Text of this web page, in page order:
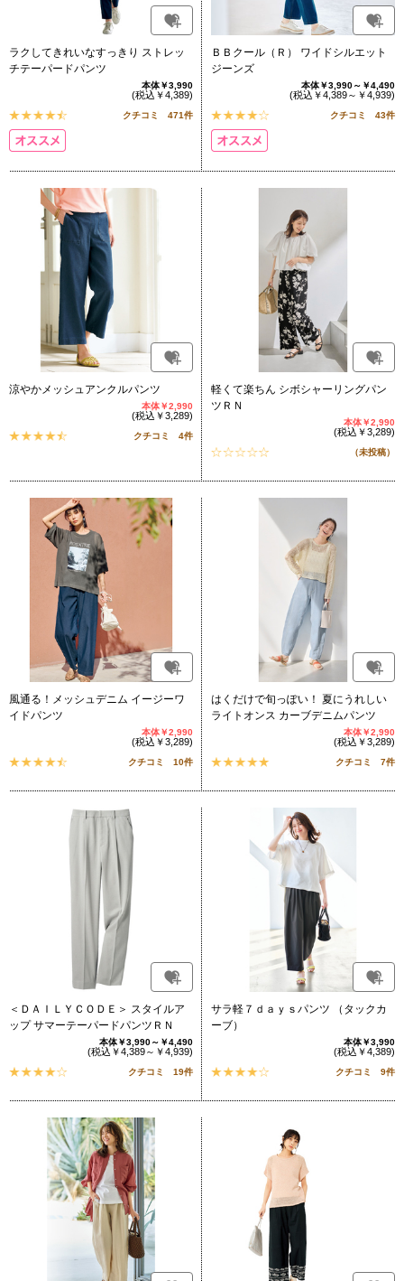
ラクしてきれいなすっきり ストレッ
チテーパードパンツ
本体￥3,990
(税込￥4,389)
クチコミ 471件
ＢＢクール（Ｒ） ワイドシルエット
ジーンズ
本体￥3,990～￥4,490
(税込￥4,389～￥4,939)
クチコミ 43件
涼やかメッシュアンクルパンツ
本体￥2,990
(税込￥3,289)
クチコミ 4件
軽くて楽ちん シボシャーリングパン
ツＲＮ
本体￥2,990
(税込￥3,289)
（未投稿）
風通る！メッシュデニム イージーワ
イドパンツ
本体￥2,990
(税込￥3,289)
クチコミ 10件
はくだけで旬っぽい！ 夏にうれしい
ライトオンス カーブデニムパンツ
本体￥2,990
(税込￥3,289)
クチコミ 7件
＜ＤＡＩＬＹＣＯＤＥ＞ スタイルア
ップ サマーテーパードパンツＲＮ
本体￥3,990～￥4,490
(税込￥4,389～￥4,939)
クチコミ 19件
サラ軽７ｄａｙｓパンツ （タックカ
ーブ）
本体￥3,990
(税込￥4,389)
クチコミ 9件